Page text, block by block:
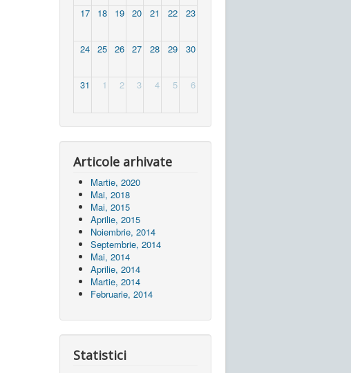
17 18 19 20 21 22 23
24 25 26 27 28 29 30
31 1 2 3 4 5 6
Articole arhivate
Martie, 2020
Mai, 2018
Mai, 2015
Aprilie, 2015
Noiembrie, 2014
Septembrie, 2014
Mai, 2014
Aprilie, 2014
Martie, 2014
Februarie, 2014
Statistici